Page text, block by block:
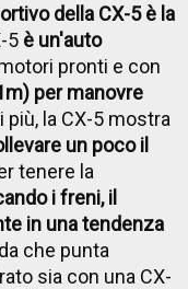
della CX-5 è la
5 è un'auto
pronti e con
per manovre
più, la CX-5 mostra
un poco il
tenere la
i freni, il
in una tendenza
che punta
sia con una CX-